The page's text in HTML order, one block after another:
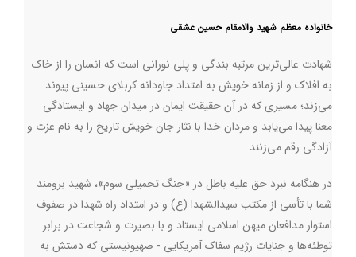
خانواده معظم شهید والامقام حسین عشقی
شهادت عالی‌ترین مرتبه بندگی و پلی نورانی است که انسان را از خاک
به افلاک و از زمانه خویش به امتداد جاودانه کربلای حسینی پیوند
می‌زند؛ مسیری که در آن حقیقت ایمان در میدان جهاد و ایستادگی
معنا پیدا می‌یابد و مردان خدا با نثار جان خویش تاریخ را به نام عزت و
آزادگی رقم می‌زنند.
در هنگامه نبرد حق علیه باطل در «جنگ تحمیلی سوم»، شهید برومند
شما با تأسی از مکتب سیدالشهدا (ع) و در امتداد راه شهدا در صفوف
استوار مدافعان میهن اسلامی ایستاد و با بصیرت و شجاعت در برابر
توطئه‌ها و جنایات رژیم سفاک آمریکایی - صهیونیستی که دستش به